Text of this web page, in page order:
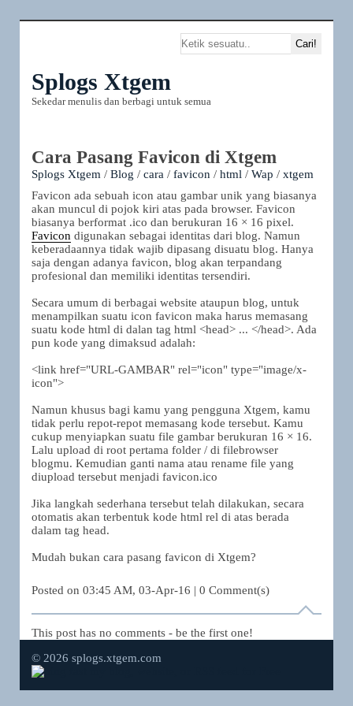
Splogs Xtgem
Sekedar menulis dan berbagi untuk semua
Cara Pasang Favicon di Xtgem
Splogs Xtgem / Blog / cara / favicon / html / Wap / xtgem
Favicon ada sebuah icon atau gambar unik yang biasanya
akan muncul di pojok kiri atas pada browser. Favicon
biasanya berformat .ico dan berukuran 16 × 16 pixel.
Favicon digunakan sebagai identitas dari blog. Namun
keberadaannya tidak wajib dipasang disuatu blog. Hanya
saja dengan adanya favicon, blog akan terpandang
profesional dan memiliki identitas tersendiri.
Secara umum di berbagai website ataupun blog, untuk
menampilkan suatu icon favicon maka harus memasang
suatu kode html di dalan tag html <head> ... </head>. Ada
pun kode yang dimaksud adalah:
<link href="URL-GAMBAR" rel="icon" type="image/x-
icon">
Namun khusus bagi kamu yang pengguna Xtgem, kamu
tidak perlu repot-repot memasang kode tersebut. Kamu
cukup menyiapkan suatu file gambar berukuran 16 × 16.
Lalu upload di root pertama folder / di filebrowser
blogmu. Kemudian ganti nama atau rename file yang
diupload tersebut menjadi favicon.ico
Jika langkah sederhana tersebut telah dilakukan, secara
otomatis akan terbentuk kode html rel di atas berada
dalam tag head.
Mudah bukan cara pasang favicon di Xtgem?
Posted on 03:45 AM, 03-Apr-16 | 0 Comment(s)
This post has no comments - be the first one!
© 2026 splogs.xtgem.com